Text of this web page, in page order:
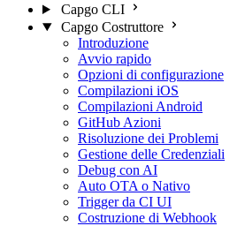
Capgo CLI
Capgo Costruttore
Introduzione
Avvio rapido
Opzioni di configurazione
Compilazioni iOS
Compilazioni Android
GitHub Azioni
Risoluzione dei Problemi
Gestione delle Credenziali
Debug con AI
Auto OTA o Nativo
Trigger da CI UI
Costruzione di Webhook